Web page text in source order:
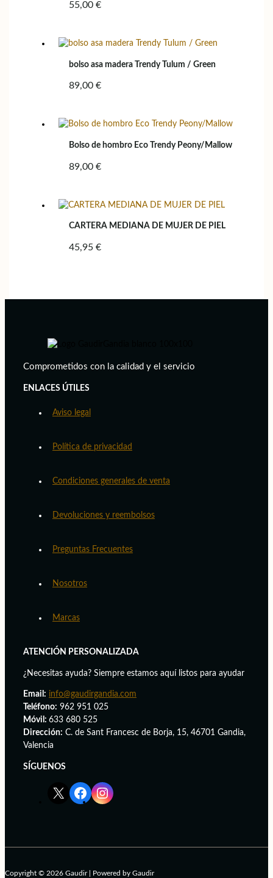
55,00 €
bolso asa madera Trendy Tulum / Green
89,00 €
Bolso de hombro Eco Trendy Peony/Mallow
89,00 €
CARTERA MEDIANA DE MUJER DE PIEL
45,95 €
Comprometidos con la calidad y el servicio
ENLACES ÚTILES
Aviso legal
Política de privacidad
Condiciones generales de venta
Devoluciones y reembolsos
Preguntas Frecuentes
Nosotros
Marcas
ATENCIÓN PERSONALIZADA
¿Necesitas ayuda? Siempre estamos aquí listos para ayudar
Email: info@gaudirgandia.com
Teléfono: 962 951 025
Móvil: 633 680 525
Dirección: C. de Sant Francesc de Borja, 15, 46701 Gandia,
Valencia
SÍGUENOS
Enlace
red
Enlace
de
Copyright © 2026 Gaudir | Powered by Gaudir